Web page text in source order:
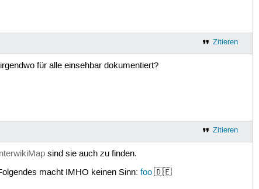
Zitieren
für alle einsehbar dokumentiert?
Zitieren
sind sie auch zu finden.
macht IMHO keinen Sinn: foo🇩🇪